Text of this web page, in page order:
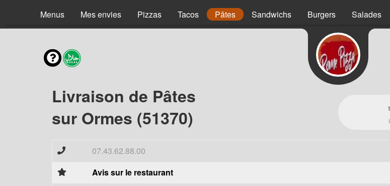
Menus Mes envies Pizzas Tacos Pâtes Sandwichs Burgers Salades
Livraison de Pâtes
sur Ormes (51370)
07.43.62.88.00
Avis sur le restaurant